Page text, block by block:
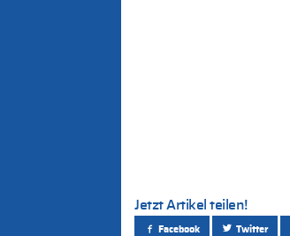
Jetzt Artikel teilen!
Facebook Twitter